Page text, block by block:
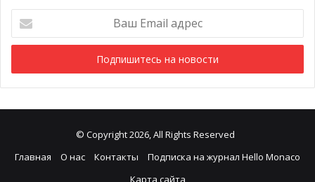
Email
адрес
© Copyright 2026, All Rights Reserved
Главная
О нас Контакты
Подписка на журнал Hello Monaco
Карта сайта